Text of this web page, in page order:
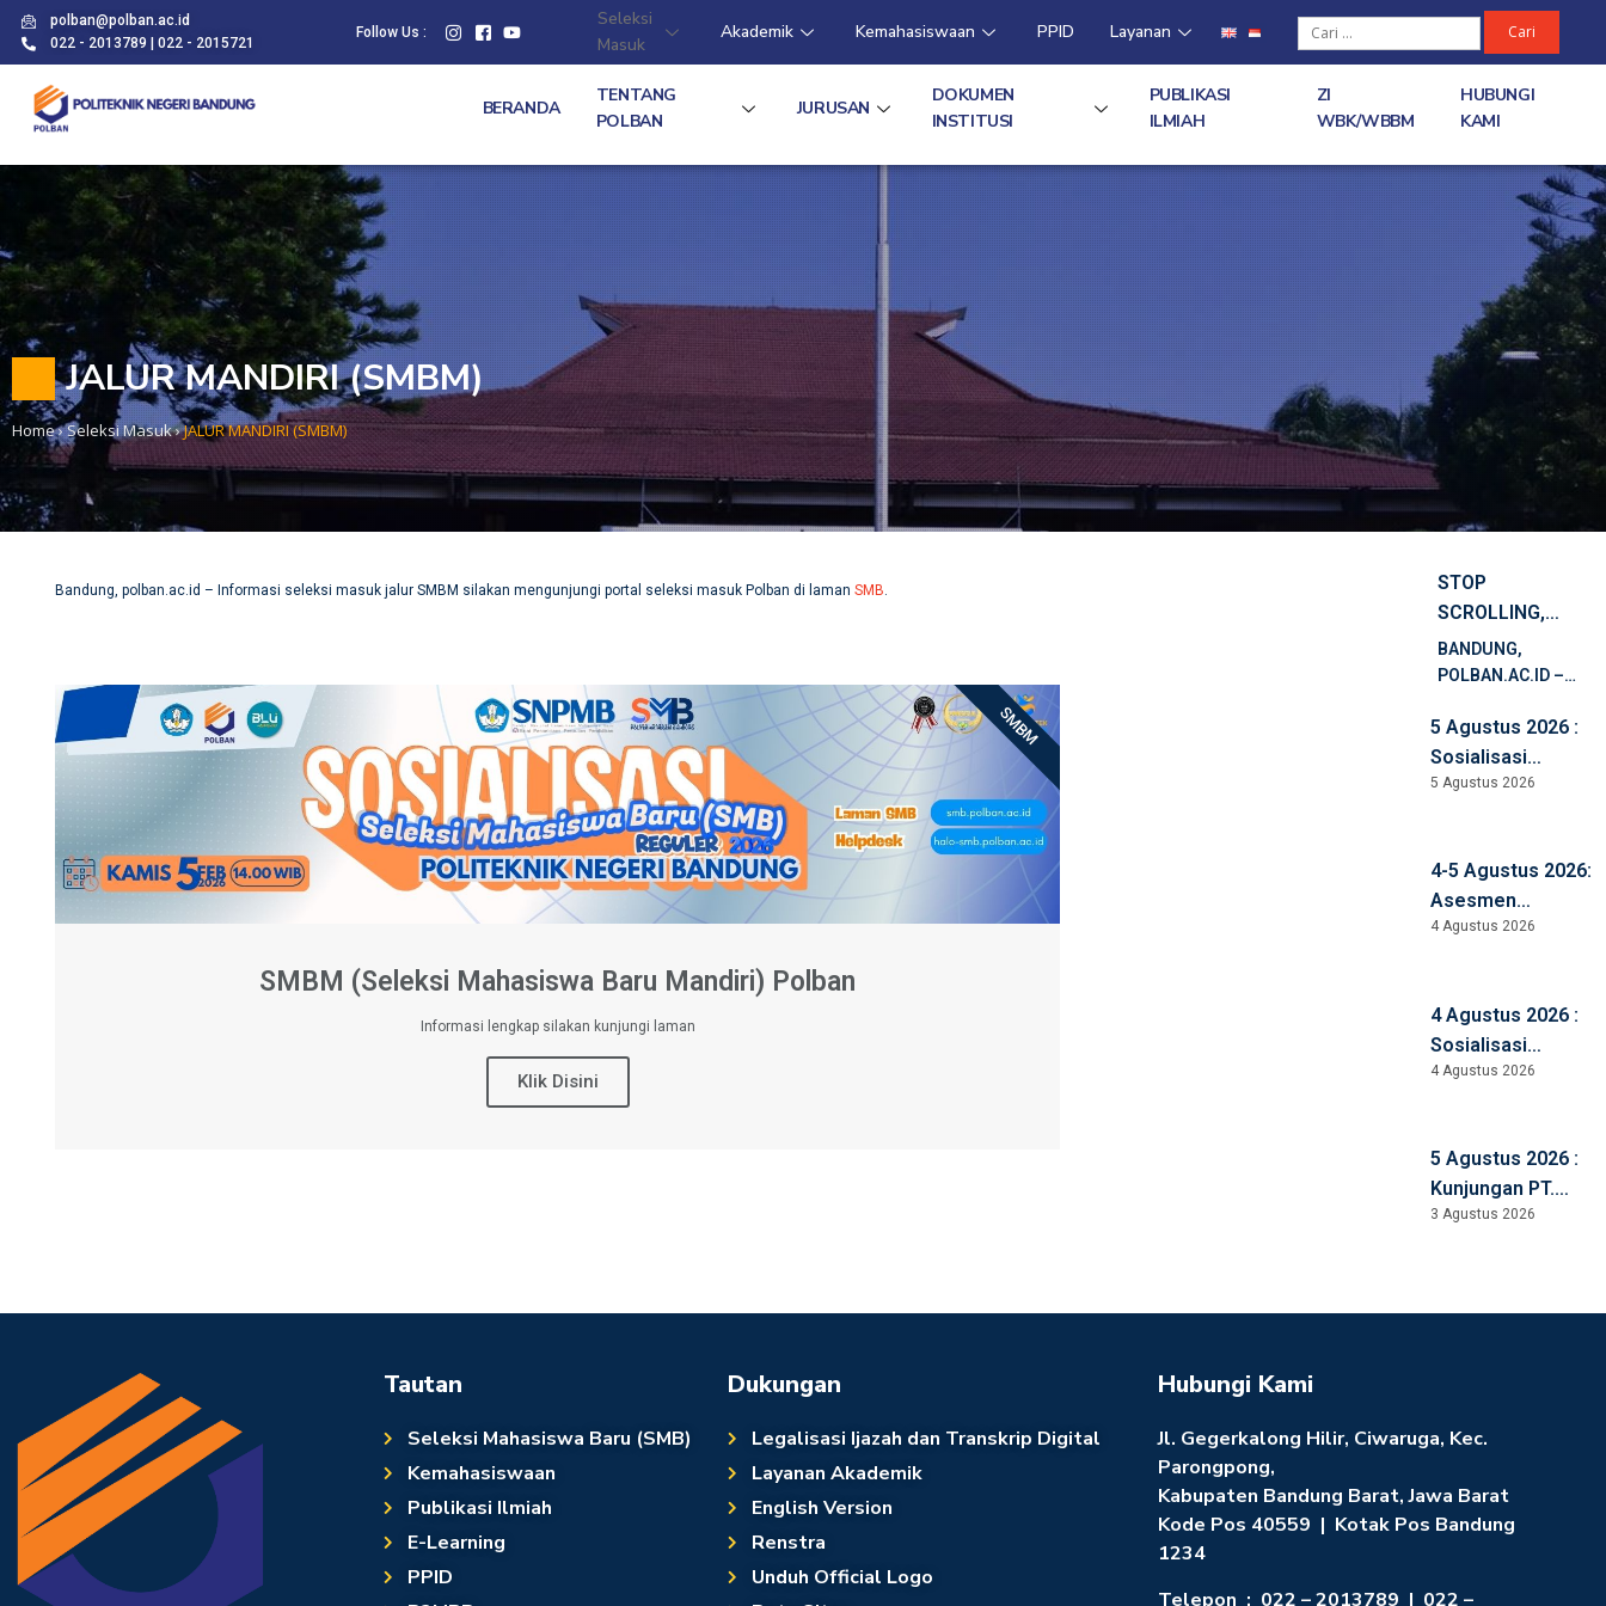
polban@polban.ac.id
022 - 2013789 | 022 - 2015721
Follow Us :
Seleksi
Masuk
Akademik Kemahasiswaan PPID Layanan
BERANDA
TENTANG
POLBAN
JURUSAN
DOKUMEN
INSTITUSI
PUBLIKASI
ILMIAH
ZI
WBK/WBBM
HUBUNGI
KAMI
JALUR MANDIRI (SMBM)
Home›Seleksi Masuk›JALUR MANDIRI (SMBM)
Bandung, polban.ac.id – Informasi seleksi masuk jalur SMBM silakan mengunjungi portal seleksi masuk Polban di lamanSMB.
SMBM (Seleksi Mahasiswa Baru Mandiri) Polban
Informasi lengkap silakan kunjungi laman
Klik Disini
SMBM
STOP
SCROLLING,
START EARNING!
PELATIHAN
AFFILIATE
UNTUK
MAHASISWA
BANDUNG,
POLBAN.AC.ID –
MENDUKUNG
PENINGKATAN
KOMPETENSI
DIGITAL, DAN
PENGEMBANGAN
KEWIRAUSAHAAN,
BALAI PELATIHAN
5 Agustus 2026 :
Sosialisasi
Pembangunan ZI
Kekerasan, dan
Anti Narkoba
5 Agustus 2026
4-5 Agustus 2026:
Asesmen
Lapangan
4 Agustus 2026
4 Agustus 2026 :
Sosialisasi
Praktisi Mengajar
4 Agustus 2026
5 Agustus 2026 :
Kunjungan PT.
Natori
3 Agustus 2026
Tautan
Seleksi Mahasiswa Baru (SMB)
Kemahasiswaan
Publikasi Ilmiah
E-Learning
PPID
Dukungan
Legalisasi Ijazah dan Transkrip Digital
Layanan Akademik
English Version
Renstra
Unduh Official Logo
Hubungi Kami
Jl. Gegerkalong Hilir, Ciwaruga, Kec.
Parongpong,
Kabupaten Bandung Barat, Jawa Barat
Kode Pos 40559 | Kotak Pos Bandung
1234
Telepon : 022 – 2013789 | 022 –